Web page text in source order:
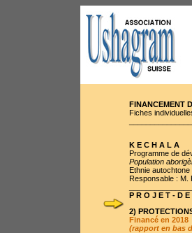
FINANCEMENT
Fiches
K E C H A L A
Programme de
Population
Ethnie
Responsable : M.
P R O J E T - D
2)
Financé en 2018
(rapport en bas